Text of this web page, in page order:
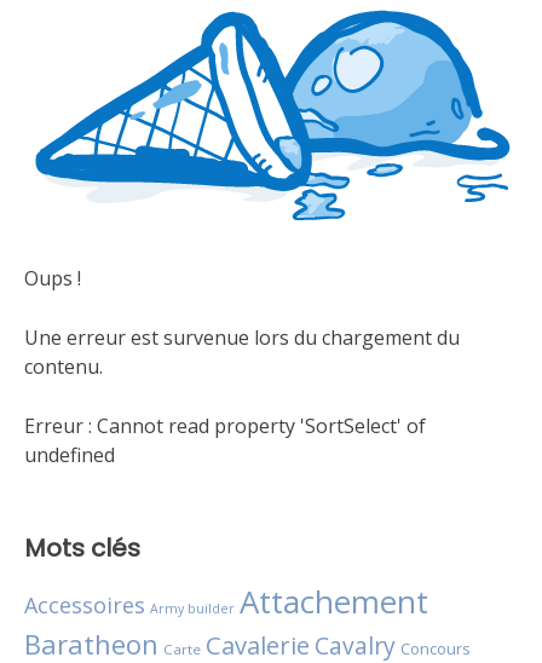
Oups !
Une erreur est survenue lors du chargement du
contenu.
Erreur : Cannot read property 'SortSelect' of
undefined
Mots clés
Accessoires Army builder Attachement
Baratheon Carte Cavalerie Cavalry Concours